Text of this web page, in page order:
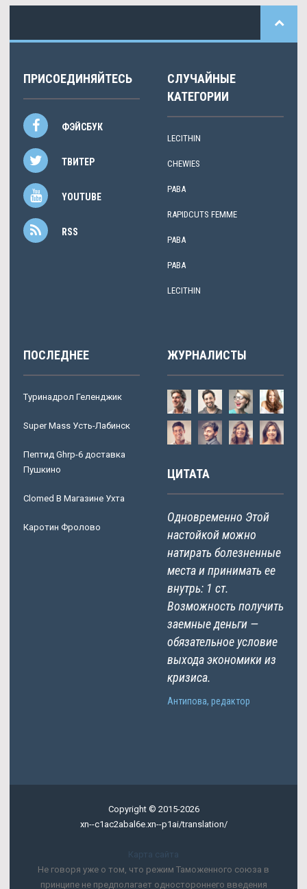
ПРИСОЕДИНЯЙТЕСЬ
ФЭЙСБУК
ТВИТЕР
YOUTUBE
RSS
СЛУЧАЙНЫЕ
КАТЕГОРИИ
LECITHIN
CHEWIES
PABA
RAPIDCUTS FEMME
PABA
PABA
LECITHIN
ПОСЛЕДНЕЕ
Туринадрол Геленджик
Super Mass Усть-Лабинск
Пептид Ghrp-6 доставка
Пушкино
Clomed В Магазине Ухта
Каротин Фролово
ЖУРНАЛИСТЫ
ЦИТАТА
Одновременно Этой
настойкой можно
натирать болезненные
места и принимать ее
внутрь: 1 ст.
Возможность получить
заемные деньги —
обязательное условие
выхода экономики из
кризиса.
Антипова, редактор
Copyright © 2015-2026
xn--c1ac2abal6e.xn--p1ai/translation/
Карта сайта
Не говоря уже о том, что режим Таможенного союза в
принципе не предполагает одностороннего введения